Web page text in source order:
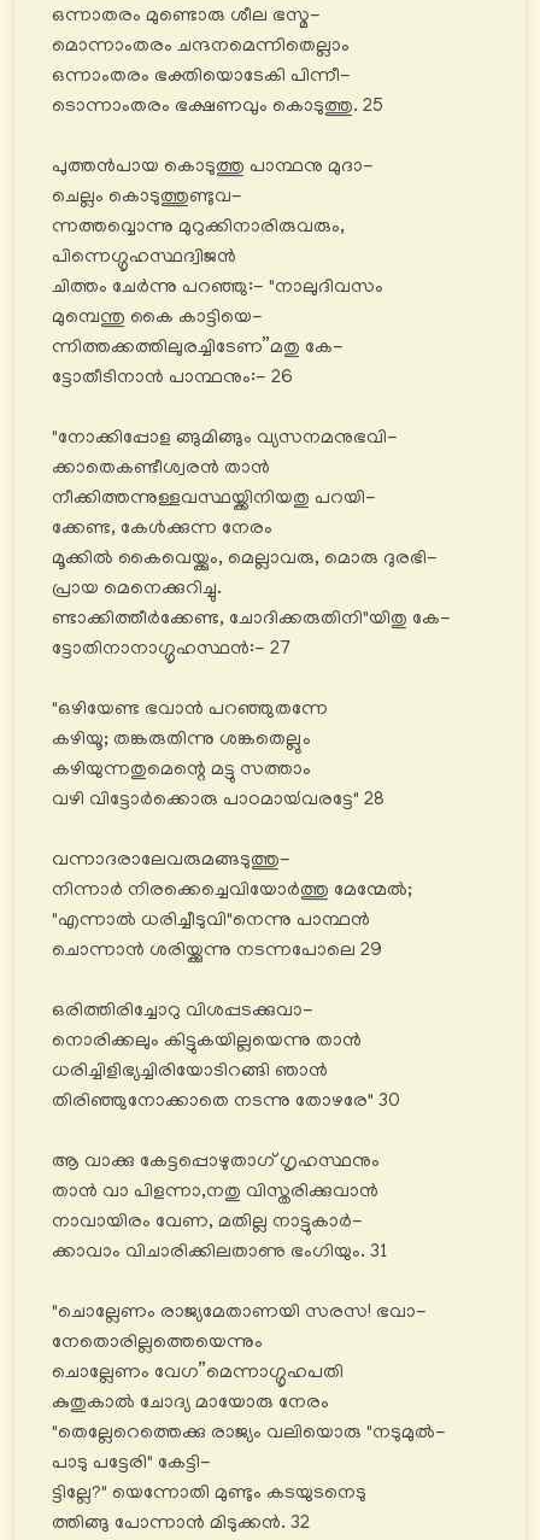
ഒന്നാതരം മുണ്ടൊരു ശീല ഭസ്മ-
മൊന്നാംതരം ചന്ദനമെന്നിതെല്ലാം
ഒന്നാംതരം ഭക്തിയൊടേകി പിന്നീ-
ടൊന്നാംതരം ഭക്ഷണവും കൊടുത്തു. 25
പുത്തൻപായ കൊടുത്തു പാന്ഥനു മുദാ-
ചെല്ലം കൊടുത്തുണ്ടുവ-
ന്നത്തവ്വൊന്നു മുറുക്കിനാരിരുവരും,
പിന്നെഗ്ഗൃഹസ്ഥദ്വിജൻ
ചിത്തം ചേര്‍ന്നു പറഞ്ഞു:- "നാലുദിവസം
മുമ്പെന്തു കൈ കാട്ടിയെ-
ന്നിത്തക്കത്തിലുരച്ചിടേണ”മതു കേ-
ട്ടോതീടിനാൻ പാന്ഥനും:- 26
"നോക്കിപ്പോള ങ്ങുമിങ്ങും വ്യസനമനുഭവി-
ക്കാതെകണ്ടീശ്വരൻ താൻ
നീക്കിത്തന്നുള്ളവസ്ഥയ്ക്കിനിയതു പറയി-
ക്കേണ്ട, കേൾക്കുന്ന നേരം
മൂക്കിൽ കൈവെയ്ക്കും, മെല്ലാവരു, മൊരു ദുരഭി-
പ്രായ മെനെക്കുറിച്ചു.
ണ്ടാക്കിത്തീര്‍ക്കേണ്ട, ചോദിക്കരുതിനി"യിതു കേ-
ട്ടോതിനാനാഗ്ഗൃഹസ്ഥൻ:- 27
"ഒഴിയേണ്ട ഭവാൻ പറഞ്ഞുതന്നേ
കഴിയൂ; തങ്കരുതിന്നു ശങ്കതെല്ലും
കഴിയുന്നതുമെന്റെ മട്ടു സത്താം
വഴി വിട്ടോര്‍ക്കൊരു പാഠമായ്‍വരട്ടേ" 28
വന്നാദരാലേവരുമങ്ങടുത്തു-
നിന്നാർ നിരക്കെച്ചെവിയോര്‍ത്തു മേന്മേൽ;
"എന്നാൽ ധരിച്ചീടുവി"നെന്നു പാന്ഥൻ
ചൊന്നാൻ ശരിയ്ക്കുന്നു നടന്നപോലെ 29
ഒരിത്തിരിച്ചോറു വിശപ്പടക്കുവാ-
നൊരിക്കലും കിട്ടുകയില്ലയെന്നു താൻ
ധരിച്ചിളിഭ്യച്ചിരിയോടിറങ്ങി ഞാൻ
തിരിഞ്ഞുനോക്കാതെ നടന്നു തോഴരേ" 30
ആ വാക്കു കേട്ടപ്പൊഴുതാഗ് ഗൃഹസ്ഥനും
താൻ വാ പിളന്നാ,നതു വിസ്തരിക്കുവാൻ
നാവായിരം വേണ, മതില്ല നാട്ടുകാര്‍-
ക്കാവാം വിചാരിക്കിലതാണു ഭംഗിയും. 31
"ചൊല്ലേണം രാജ്യമേതാണയി സരസ! ഭവാ-
നേതൊരില്ലത്തെയെന്നും
ചൊല്ലേണം വേഗ”മെന്നാഗ്ഗൃഹപതി
കുതുകാൽ ചോദ്യ മായോരു നേരം
"തെല്ലേറെത്തെക്കു രാജ്യം വലിയൊരു "നടുമുൽ-
പാടു പട്ടേരി" കേട്ടി-
ട്ടില്ലേ?" യെന്നോതി മുണ്ടും കടയുടനെടു
ത്തിങ്ങു പോന്നാൻ മിടുക്കൻ. 32